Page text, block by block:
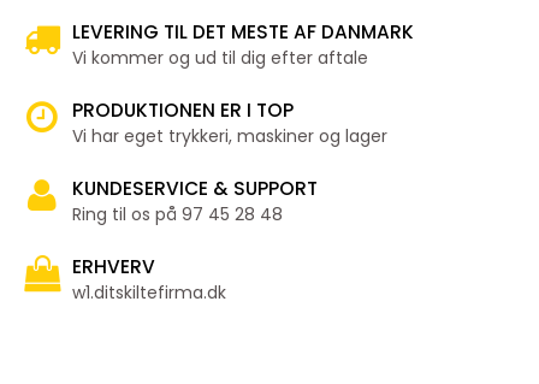
LEVERING TIL DET MESTE AF DANMARK
Vi kommer og ud til dig efter aftale
PRODUKTIONEN ER I TOP
Vi har eget trykkeri, maskiner og lager
KUNDESERVICE & SUPPORT
Ring til os på 97 45 28 48
ERHVERV
w1.ditskiltefirma.dk